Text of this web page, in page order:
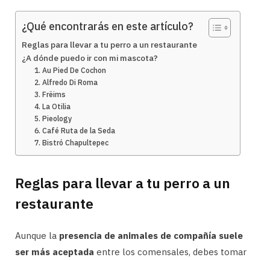
¿Qué encontrarás en este artículo?
Reglas para llevar a tu perro a un restaurante
¿A dónde puedo ir con mi mascota?
1. Au Pied De Cochon
2. Alfredo Di Roma
3. Frëims
4. La Otilia
5. Pieology
6. Café Ruta de la Seda
7. Bistró Chapultepec
Reglas para llevar a tu perro a un
restaurante
Aunque la presencia de animales de compañía suele
ser más aceptada entre los comensales, debes tomar